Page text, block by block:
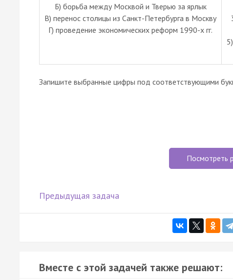
Б) борьба между Москвой и Тверью за ярлык
В) перенос столицы из Санкт-Петербурга в Москву
Г) проведение экономических реформ 1990-х гг.
Запишите выбранные цифры под соответствующими
Посмотреть
Предыдущая задача
Вместе с этой задачей также решают: